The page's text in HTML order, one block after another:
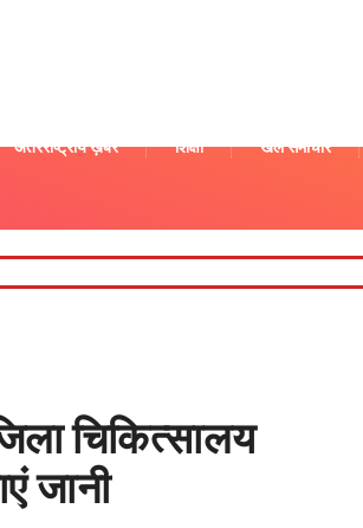
अंतरराष्ट्रीय ख़बरें शिक्षा खेल समाचार
चिकित्सालय
जानी